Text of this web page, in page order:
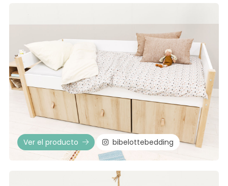
Ver el producto bibelottebedding